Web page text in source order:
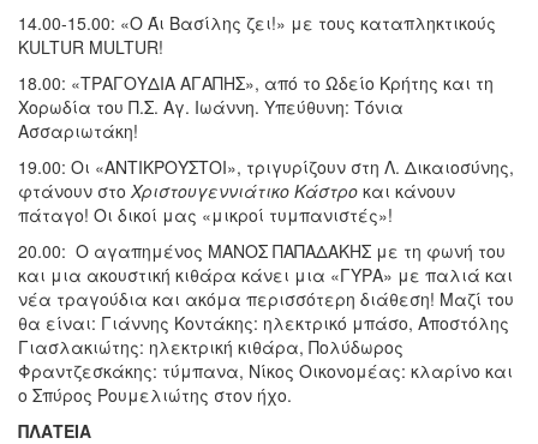
14.00-15.00: «Ο Άι Βασίλης ζει!» με τους καταπληκτικούς
KULTUR MULTUR!
18.00: «ΤΡΑΓΟΥΔΙΑ ΑΓΑΠΗΣ», από το Ωδείο Κρήτης και τη
Χορωδία του Π.Σ. Αγ. Ιωάννη. Υπεύθυνη: Τόνια
Ασσαριωτάκη!
19.00: Οι «ΑΝΤΙΚΡΟΥΣΤΟΙ», τριγυρίζουν στη Λ. Δικαιοσύνης,
φτάνουν στο Χριστουγεννιάτικο Κάστρο και κάνουν
πάταγο! Οι δικοί μας «μικροί τυμπανιστές»!
20.00: Ο αγαπημένος ΜΑΝΟΣ ΠΑΠΑΔΑΚΗΣ με τη φωνή του
και μια ακουστική κιθάρα κάνει μια «ΓΥΡΑ» με παλιά και
νέα τραγούδια και ακόμα περισσότερη διάθεση! Μαζί του
θα είναι: Γιάννης Κοντάκης: ηλεκτρικό μπάσο, Αποστόλης
Γιασλακιώτης: ηλεκτρική κιθάρα, Πολύδωρος
Φραντζεσκάκης: τύμπανα, Νίκος Οικονομέας: κλαρίνο και
ο Σπύρος Ρουμελιώτης στον ήχο.
ΠΛΑΤΕΙΑ